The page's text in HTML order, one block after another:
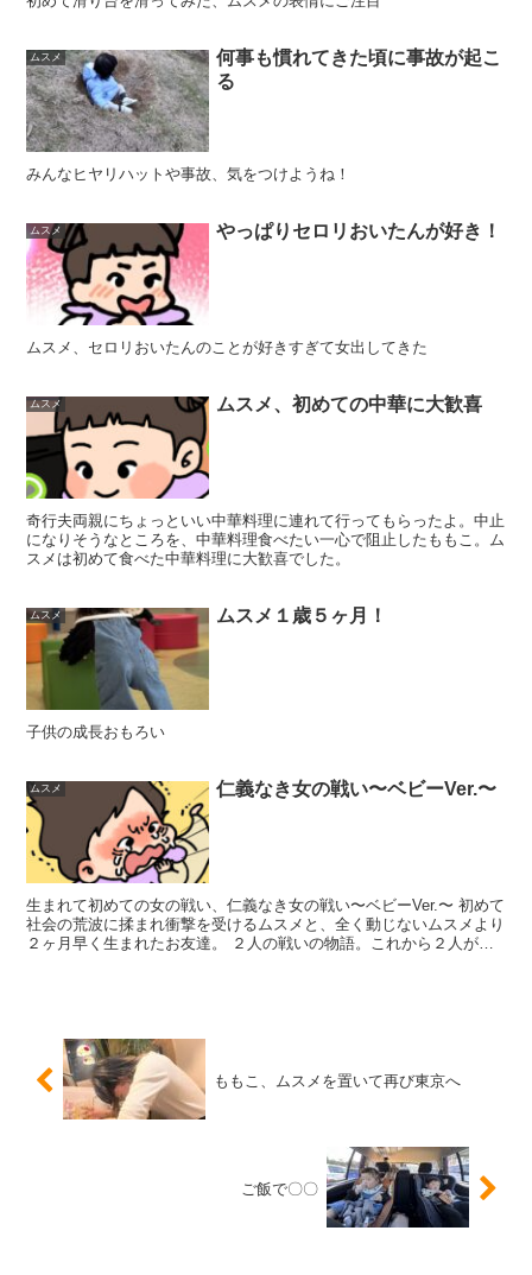
ムスメ
何事も慣れてきた頃に事故が起こ
る
みんなヒヤリハットや事故、気をつけようね！
ムスメ やっぱりセロリおいたんが好き！
ムスメ、セロリおいたんのことが好きすぎて女出してきた
ムスメ ムスメ、初めての中華に大歓喜
奇行夫両親にちょっといい中華料理に連れて行ってもらったよ。中止
になりそうなところを、中華料理食べたい一心で阻止したももこ。ム
スメは初めて食べた中華料理に大歓喜でした。
ムスメ ムスメ１歳５ヶ月！
子供の成長おもろい
ムスメ 仁義なき女の戦い〜ベビーVer.〜
生まれて初めての女の戦い、仁義なき女の戦い〜ベビーVer.〜 初めて
社会の荒波に揉まれ衝撃を受けるムスメと、全く動じないムスメより
２ヶ月早く生まれたお友達。 ２人の戦いの物語。これから２人がど
ももこ、ムスメを置いて再び東京へ
ご飯で〇〇